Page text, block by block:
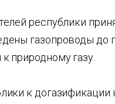
республики
газопроводы до
природному газу.
к догазификации